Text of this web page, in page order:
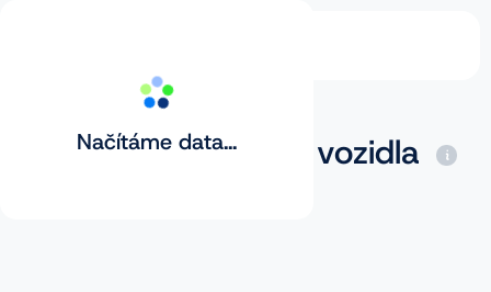
Načítáme data...
Základní prověření vozidla